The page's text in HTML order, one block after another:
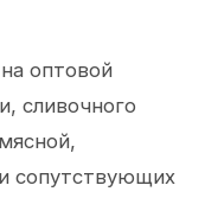
оптовой
сливочного
сопутствующих